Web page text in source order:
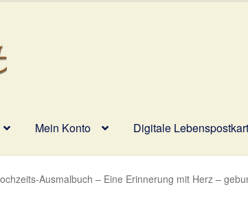
Mein Konto Digitale
Deine Auswahl Digitale Lebenspostkarten FAQ
Ausmalbuch – Eine Erinnerung mit Herz –